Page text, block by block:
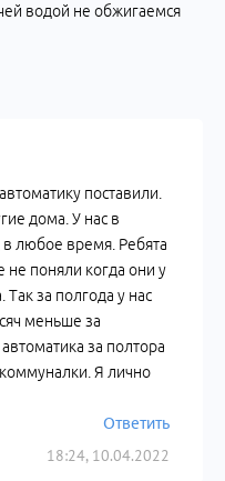
водой не обжигаемся
18:24, 10.04.2022
поставили.
дома. У нас в
в любое время. Ребята
поняли когда они у
за полгода у нас
меньше за
за полтора
коммуналки. Я лично
Ответить